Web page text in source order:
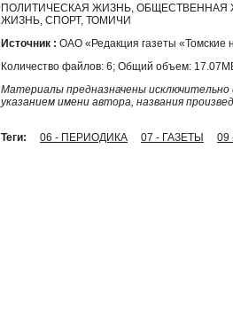
ПОЛИТИЧЕСКАЯ ЖИЗНЬ, ОБЩЕСТВЕННАЯ
ЖИЗНЬ, СПОРТ, ТОМИЧИ
Источник : ОАО «Редакция газеты «Томские
Количество файлов: 6; Общий объем:
Материалы предназначены исключительно
указанием имени автора, названия
Теги: 06 - ПЕРИОДИКА 07 - ГАЗЕТЫ 09